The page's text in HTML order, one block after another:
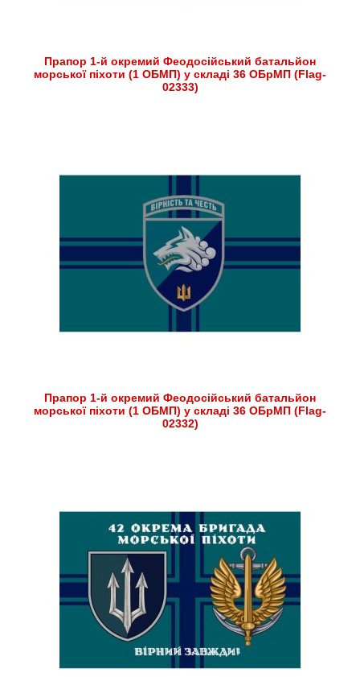
Прапор 1-й окремий Феодосійський батальйон
морської піхоти (1 ОБМП) у складі 36 ОБрМП (Flag-
02333)
Прапор 1-й окремий Феодосійський батальйон
морської піхоти (1 ОБМП) у складі 36 ОБрМП (Flag-
02332)